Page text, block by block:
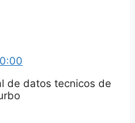
de datos tecnicos de